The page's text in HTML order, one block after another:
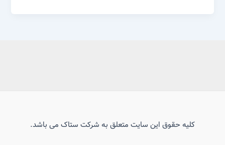
کلیه حقوق این سایت متعلق به شرکت ستاک می باشد.